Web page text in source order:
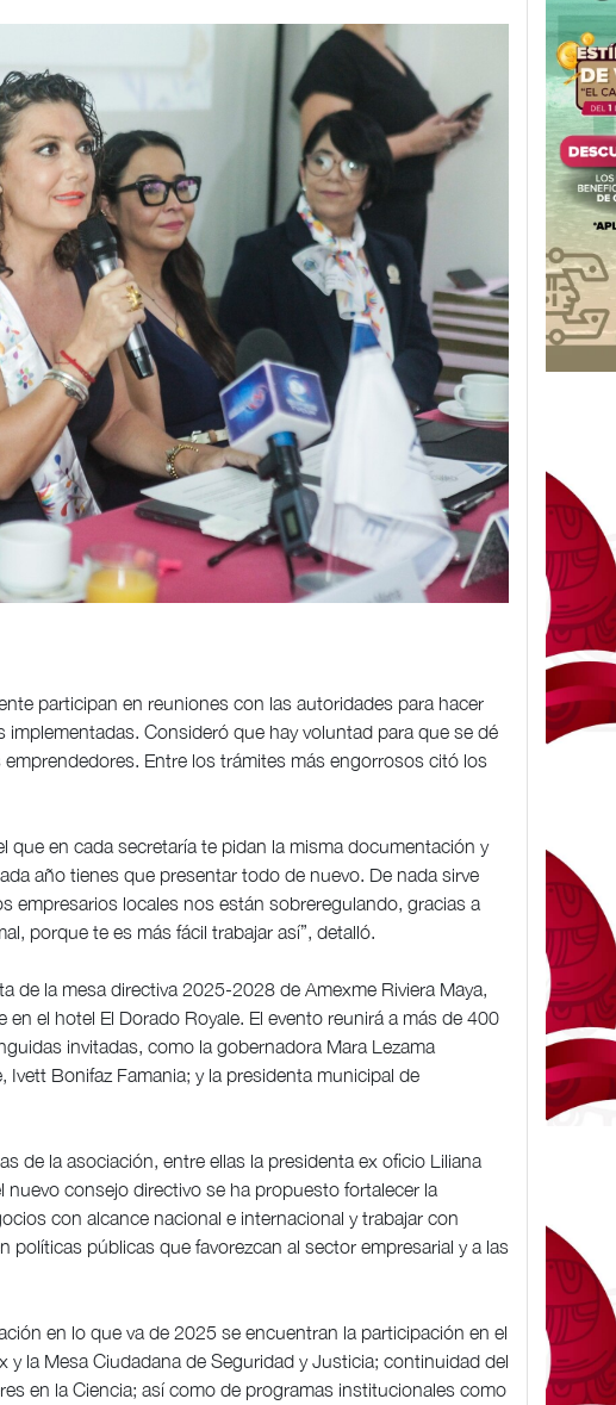
participan en reuniones con las autoridades para hacer
Consideró que hay voluntad para que se dé
Entre los trámites más engorrosos citó los
que en cada secretaría te pidan la misma documentación y
año tienes que presentar todo de nuevo. De nada sirve
empresarios locales nos están sobreregulando, gracias a
porque te es más fácil trabajar así”, detalló.
de la mesa directiva 2025-2028 de Amexme Riviera Maya,
el hotel El Dorado Royale. El evento reunirá a más de 400
invitadas, como la gobernadora Mara Lezama
Bonifaz Famania; y la presidenta municipal de
de la asociación, entre ellas la presidenta ex oficio Liliana
nuevo consejo directivo se ha propuesto fortalecer la
con alcance nacional e internacional y trabajar con
políticas públicas que favorezcan al sector empresarial y a las
en lo que va de 2025 se encuentran la participación en el
la Mesa Ciudadana de Seguridad y Justicia; continuidad del
en la Ciencia; así como de programas institucionales como